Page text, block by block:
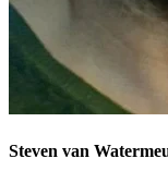
Steven van